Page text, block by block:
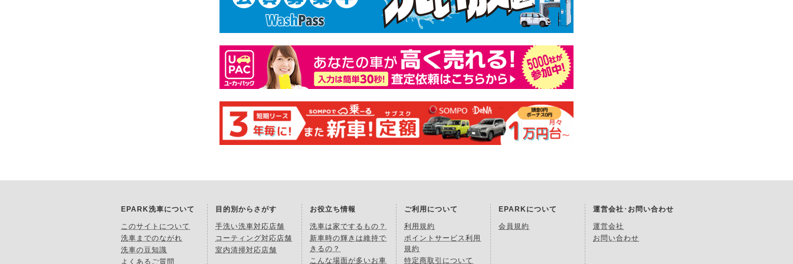
EPARK洗車について
このサイトについて
洗車までのながれ
洗車の豆知識
よくあるご質問
目的別からさがす
手洗い洗車対応店舗
コーティング対応店舗
室内清掃対応店舗
お役立ち情報
洗車は家でするもの？
新車時の輝きは維持で
きるの？
こんな場面が多いお車
ご利用について
利用規約
ポイントサービス利用
規約
特定商取引について
EPARKについて
会員規約
運営会社･お問い合わせ
運営会社
お問い合わせ